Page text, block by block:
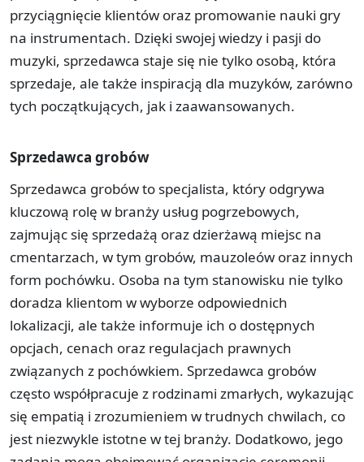
przyciągnięcie klientów oraz promowanie nauki gry
na instrumentach. Dzięki swojej wiedzy i pasji do
muzyki, sprzedawca staje się nie tylko osobą, która
sprzedaje, ale także inspiracją dla muzyków, zarówno
tych początkujących, jak i zaawansowanych.
Sprzedawca grobów
Sprzedawca grobów to specjalista, który odgrywa
kluczową rolę w branży usług pogrzebowych,
zajmując się sprzedażą oraz dzierżawą miejsc na
cmentarzach, w tym grobów, mauzoleów oraz innych
form pochówku. Osoba na tym stanowisku nie tylko
doradza klientom w wyborze odpowiednich
lokalizacji, ale także informuje ich o dostępnych
opcjach, cenach oraz regulacjach prawnych
związanych z pochówkiem. Sprzedawca grobów
często współpracuje z rodzinami zmarłych, wykazując
się empatią i zrozumieniem w trudnych chwilach, co
jest niezwykle istotne w tej branży. Dodatkowo, jego